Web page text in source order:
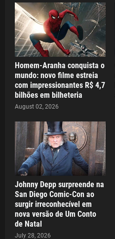
Homem-Aranha conquista o
mundo: novo filme estreia
com impressionantes R$ 4,7
bilhões em bilheteria
August 02, 2026
Johnny Depp surpreende na
San Diego Comic-Con ao
surgir irreconhecível em
nova versão de Um Conto
de Natal
July 28, 2026